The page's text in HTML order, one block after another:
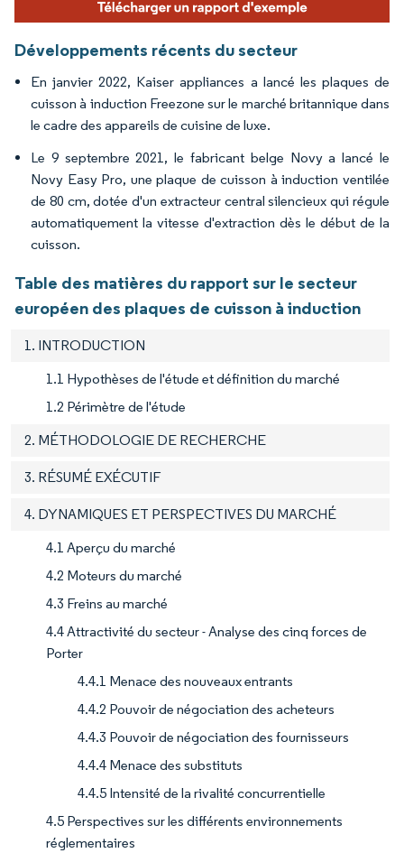
Développements récents du secteur
En janvier 2022, Kaiser appliances a lancé les plaques de
cuisson à induction Freezone sur le marché britannique dans
le cadre des appareils de cuisine de luxe.
Le 9 septembre 2021, le fabricant belge Novy a lancé le
Novy Easy Pro, une plaque de cuisson à induction ventilée
de 80 cm, dotée d'un extracteur central silencieux qui régule
automatiquement la vitesse d'extraction dès le début de la
cuisson.
Table des matières du rapport sur le secteur
européen des plaques de cuisson à induction
1. INTRODUCTION
1.1 Hypothèses de l'étude et définition du marché
1.2 Périmètre de l'étude
2. MÉTHODOLOGIE DE RECHERCHE
3. RÉSUMÉ EXÉCUTIF
4. DYNAMIQUES ET PERSPECTIVES DU MARCHÉ
4.1 Aperçu du marché
4.2 Moteurs du marché
4.3 Freins au marché
4.4 Attractivité du secteur - Analyse des cinq forces de
Porter
4.4.1 Menace des nouveaux entrants
4.4.2 Pouvoir de négociation des acheteurs
4.4.3 Pouvoir de négociation des fournisseurs
4.4.4 Menace des substituts
4.4.5 Intensité de la rivalité concurrentielle
4.5 Perspectives sur les différents environnements
réglementaires